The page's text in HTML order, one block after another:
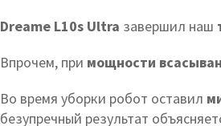
Dreame L10s Ultra завершил наш
Впрочем, при мощности
Во время уборки робот оставил
безупречный результат